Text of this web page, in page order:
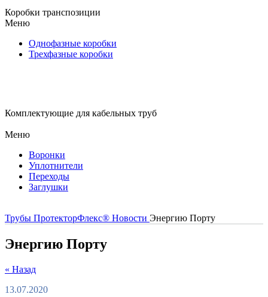
Коробки транспозиции
Меню
Однофазные коробки
Трехфазные коробки
Комплектующие для кабельных труб
Меню
Воронки
Уплотнители
Переходы
Заглушки
Трубы ПротекторФлекс® Новости Энергию Порту
Энергию Порту
« Назад
13.07.2020